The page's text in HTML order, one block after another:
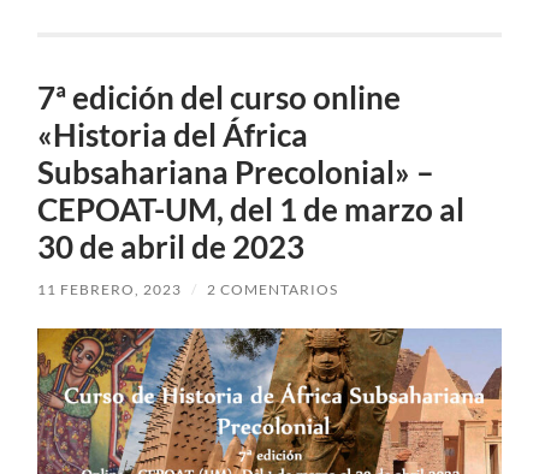
7ª edición del curso online
«Historia del África
Subsahariana Precolonial» –
CEPOAT-UM, del 1 de marzo al
30 de abril de 2023
11 FEBRERO, 2023 / 2 COMENTARIOS